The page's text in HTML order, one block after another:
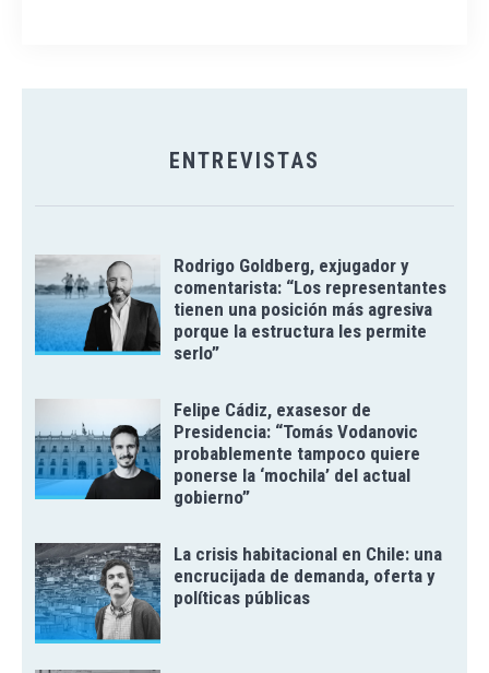
ENTREVISTAS
Rodrigo Goldberg, exjugador y
comentarista: “Los representantes
tienen una posición más agresiva
porque la estructura les permite
serlo”
Felipe Cádiz, exasesor de
Presidencia: “Tomás Vodanovic
probablemente tampoco quiere
ponerse la ‘mochila’ del actual
gobierno”
La crisis habitacional en Chile: una
encrucijada de demanda, oferta y
políticas públicas